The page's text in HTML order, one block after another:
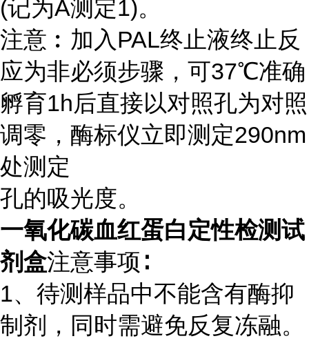
(记为A测定1)。
注意︰加入PAL终止液终止反
应为非必须步骤，可37℃准确
孵育1h后直接以对照孔为对照
调零，酶标仪立即测定290nm
处测定
孔的吸光度。
一氧化碳血红蛋白定性检测试
剂盒注意事项∶
1、待测样品中不能含有酶抑
制剂，同时需避免反复冻融。